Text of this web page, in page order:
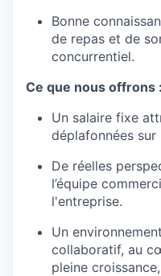
Bonne
de repas et de
concurrentiel.
Ce que nous offrons :
Un salaire fixe
déplafonnées sur
De réelles
l’équipe
l'entreprise.
Un
collaboratif, au
pleine